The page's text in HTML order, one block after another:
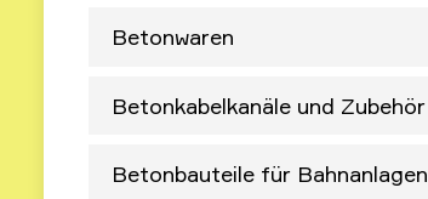
Betonwaren
Betonkabelkanäle und Zubehör
Betonbauteile für Bahnanlagen